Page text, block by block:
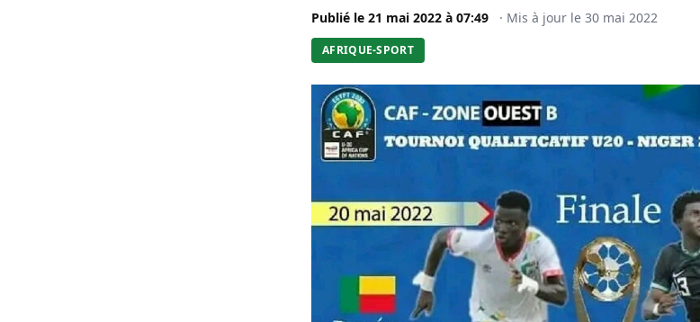
Publié le 21 mai 2022 à 07:49 · Mis à jour le 30 mai 2022
AFRIQUE-SPORT